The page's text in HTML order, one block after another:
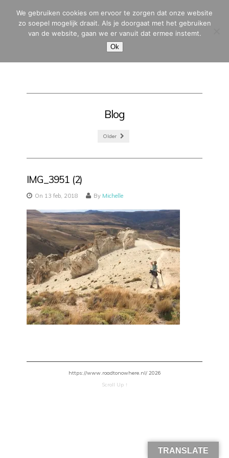
MENU
Blog
Older
IMG_3951 (2)
On 13 feb, 2018 By Michelle
https://www.roadtonowhere.nl/ 2026
Scroll Up ↑
TRANSLATE
We gebruiken cookies om ervoor te zorgen dat onze website
zo soepel mogelijk draait. Als je doorgaat met het gebruiken
van de website, gaan we er vanuit dat ermee instemt.
Ok